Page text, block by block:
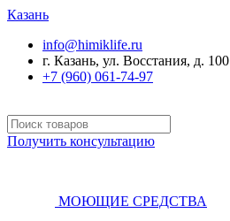
Казань
info@himiklife.ru
г. Казань, ул. Восстания, д. 100
+7 (960) 061-74-97
Получить консультацию
МОЮЩИЕ СРЕДСТВА